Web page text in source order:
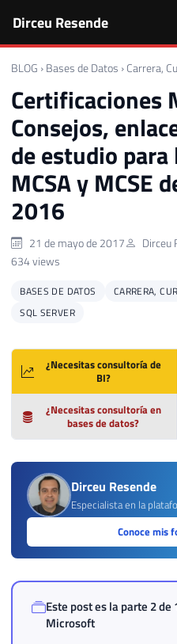
Dirceu Resende
BLOG › Bases de Datos › Carrera,
Certificaciones
Consejos,
de estudio para
MCSA y MCSE
2016
21 de mayo de 2017 Dirceu
634 views
BASES DE DATOS
CARRERA,
SQL SERVER
¿Necesitas consultoría de
BI?
¿Necesitas consultoría en
bases de datos?
Dirceu Resende
Especialista en la
Conoce mis
Este post es la parte 2 de
Microsoft